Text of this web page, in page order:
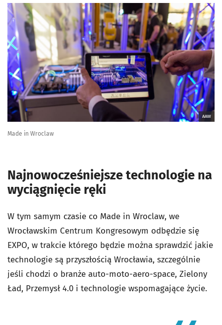
AAW
Made in Wroclaw
Najnowocześniejsze technologie na
wyciągnięcie ręki
W tym samym czasie co Made in Wroclaw, we
Wrocławskim Centrum Kongresowym odbędzie się
EXPO, w trakcie którego będzie można sprawdzić jakie
technologie są przyszłością Wrocławia, szczególnie
jeśli chodzi o branże auto-moto-aero-space, Zielony
Ład, Przemysł 4.0 i technologie wspomagające życie.